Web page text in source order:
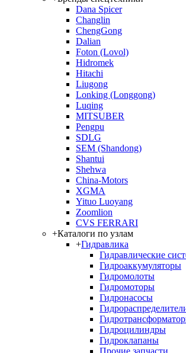
Dana Spicer
Changlin
ChengGong
Dalian
Foton (Lovol)
Hidromek
Hitachi
Liugong
Lonking (Longgong)
Luqing
MITSUBER
Pengpu
SDLG
SEM (Shandong)
Shantui
Shehwa
China-Motors
XGMA
Yituo Luoyang
Zoomlion
CVS FERRARI
+Каталоги по узлам
+Гидравлика
Гидравлические
Гидроаккумуляторы
Гидромолоты
Гидромоторы
Гидронасосы
Гидроцилиндры
Гидроклапаны
Прочие запчасти